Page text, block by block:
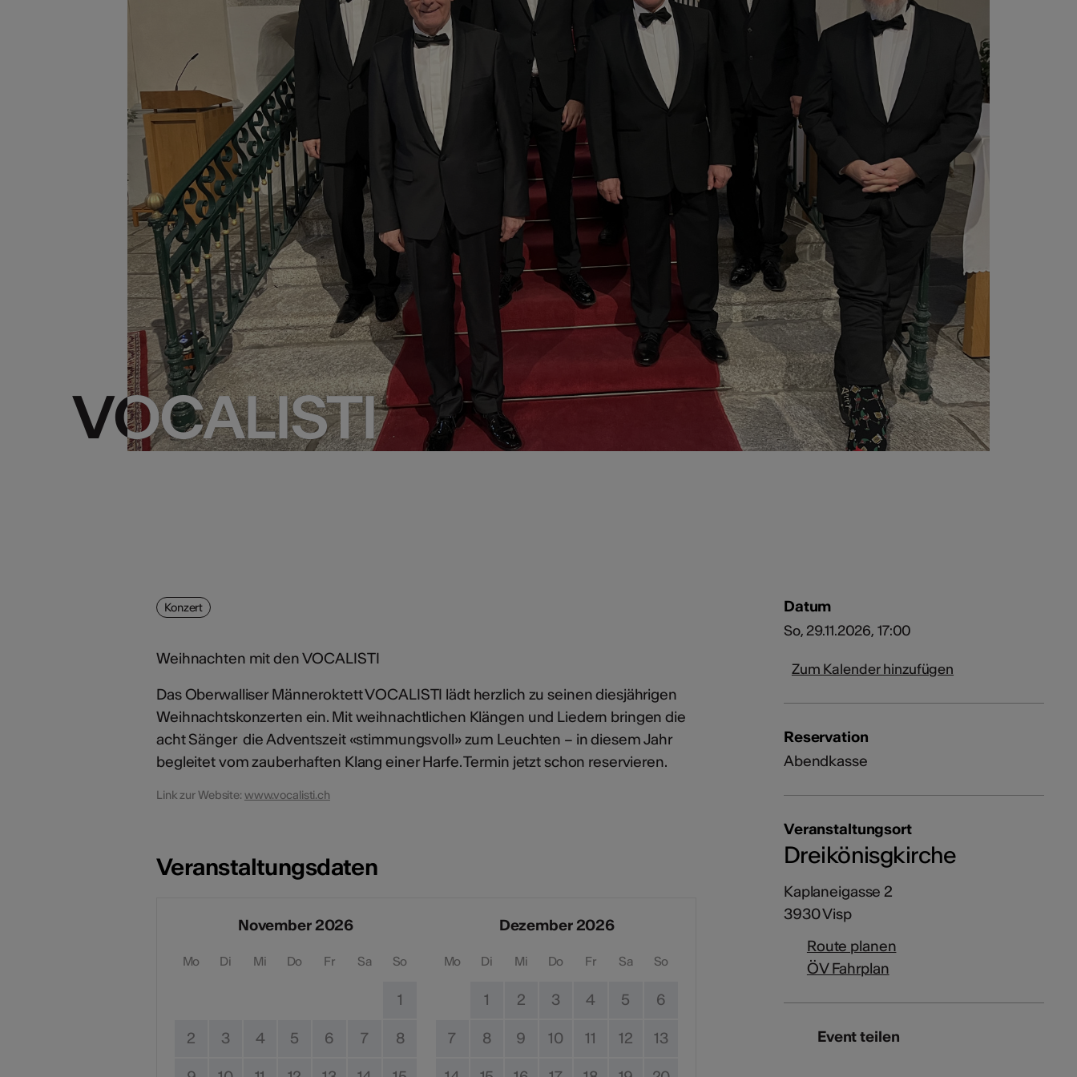
VOCALISTI
VOCALISTI
Konzert
Weihnachten mit den VOCALISTI
Das Oberwalliser Männeroktett VOCALISTI lädt herzlich zu seinen diesjährigen
Weihnachtskonzerten ein. Mit weihnachtlichen Klängen und Liedern bringen die
acht Sänger die Adventszeit «stimmungsvoll» zum Leuchten – in diesem Jahr
begleitet vom zauberhaften Klang einer Harfe. Termin jetzt schon reservieren.
Link zur Website: www.vocalisti.ch
Veranstaltungsdaten
November 2026
Mo Di Mi Do Fr Sa So
1
2 3 4 5 6 7 8
Dezember 2026
Mo Di Mi Do Fr Sa So
1 2 3 4 5 6
7 8 9 10 11 12 13
Datum
So, 29.11.2026, 17:00
Zum Kalender hinzufügen
Reservation
Abendkasse
Veranstaltungsort
Dreikönisgkirche
Kaplaneigasse 2
3930 Visp
Route planen
ÖV Fahrplan
Event teilen